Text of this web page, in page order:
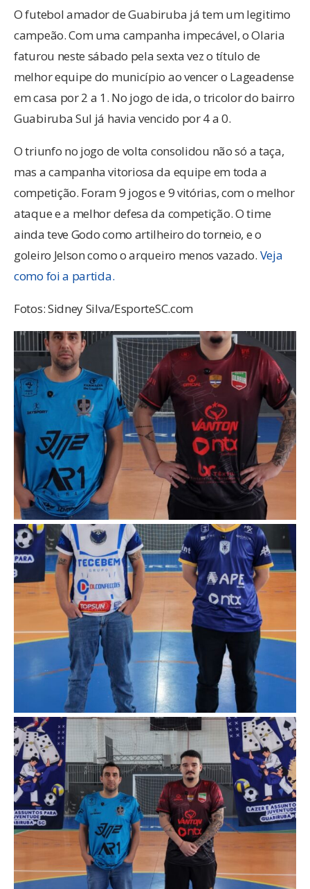
O futebol amador de Guabiruba já tem um legitimo
campeão. Com uma campanha impecável, o Olaria
faturou neste sábado pela sexta vez o título de
melhor equipe do município ao vencer o Lageadense
em casa por 2 a 1. No jogo de ida, o tricolor do bairro
Guabiruba Sul já havia vencido por 4 a 0.
O triunfo no jogo de volta consolidou não só a taça,
mas a campanha vitoriosa da equipe em toda a
competição. Foram 9 jogos e 9 vitórias, com o melhor
ataque e a melhor defesa da competição. O time
ainda teve Godo como artilheiro do torneio, e o
goleiro Jelson como o arqueiro menos vazado. Veja
como foi a partida.
Fotos: Sidney Silva/EsporteSC.com